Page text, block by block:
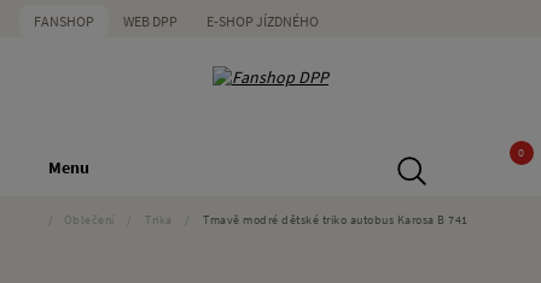
FANSHOP WEB DPP E-SHOP JÍZDNÉHO
Menu
0
Oblečení Trika Tmavě modré dětské triko autobus Karosa B 741